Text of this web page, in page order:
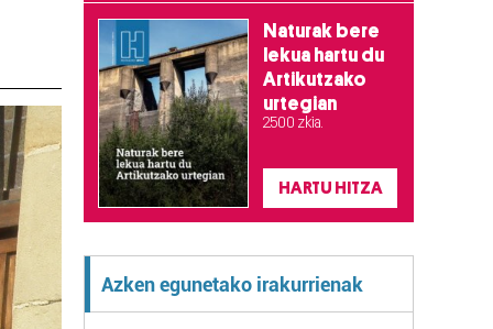
Naturak bere
lekua hartu du
Artikutzako
urtegian
2.500 zkia.
HARTU HITZA
Azken egunetako irakurrienak